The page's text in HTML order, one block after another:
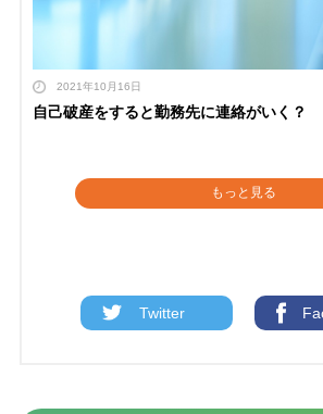
2021年10月16日
自己破産をすると勤務先に連絡がいく？
もっと見る
Twitter